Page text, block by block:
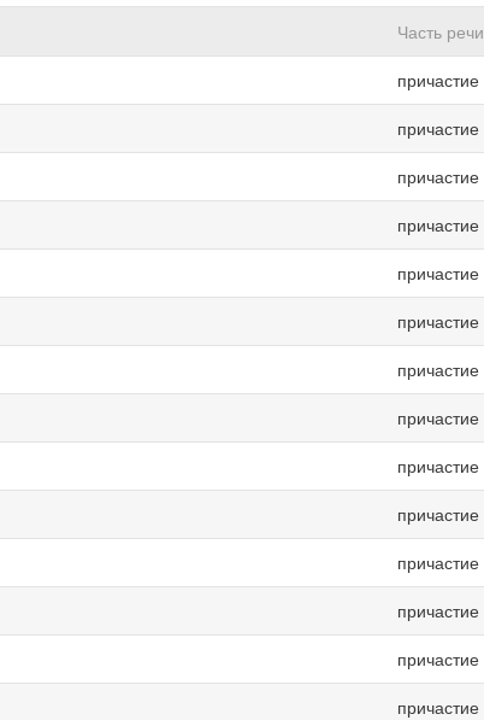
Часть речи
причастие
причастие
причастие
причастие
причастие
причастие
причастие
причастие
причастие
причастие
причастие
причастие
причастие
причастие